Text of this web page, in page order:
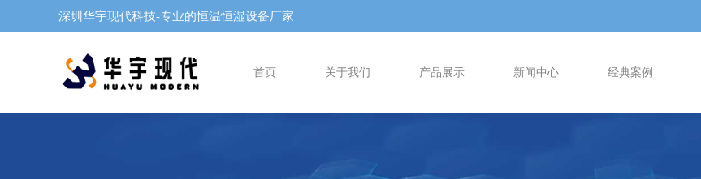
深圳华宇现代科技-专业的恒温恒湿设备厂家
首页 关于我们 产品展示 新闻中心 经典案例